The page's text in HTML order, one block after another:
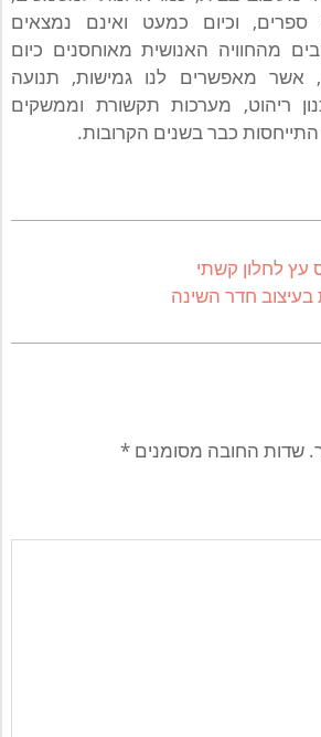
ספרים, וכיום כמעט ואינם נמצאים
מהחוויה האנושית מאוחסנים כיום
אשר מאפשרים לנו גמישות, תנועה
ריהוט, מערכות תקשורת וממשקים
התייחסות כבר בשנים הקרובות.
עץ לחלון קשתי
בעיצוב חדר השינה
שדות החובה מסומנים *